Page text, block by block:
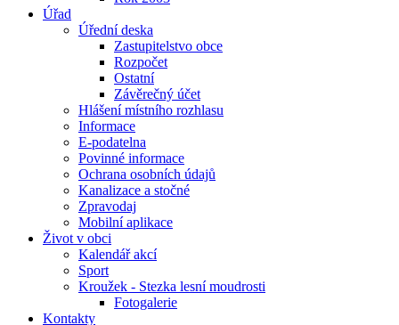
Úřad
Úřední deska
Zastupitelstvo obce
Rozpočet
Ostatní
Závěrečný účet
Hlášení místního rozhlasu
Informace
E-podatelna
Povinné informace
Ochrana osobních údajů
Kanalizace a stočné
Zpravodaj
Mobilní aplikace
Život v obci
Kalendář akcí
Sport
Kroužek - Stezka lesní moudrosti
Fotogalerie
Kontakty